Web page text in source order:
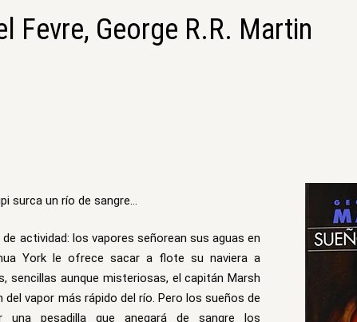
Fevre, George R.R. Martin
surca un río de sangre…
actividad: los vapores señorean sus aguas en
York le ofrece sacar a flote su naviera a
sencillas aunque misteriosas, el capitán Marsh
vapor más rápido del río. Pero los sueños de
pesadilla que anegará de sangre los